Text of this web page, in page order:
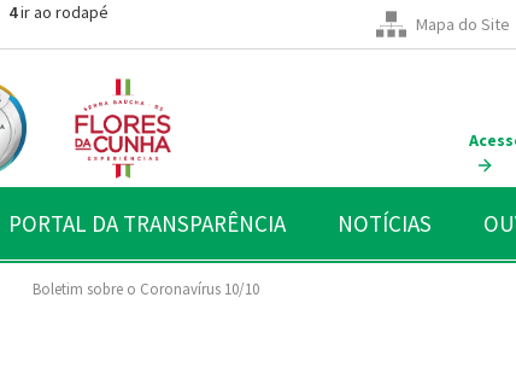
4ir ao rodapé
Mapa do Site
PORTAL DA TRANSPARÊNCIA NOTÍCIAS
Boletim sobre o Coronavírus 10/10